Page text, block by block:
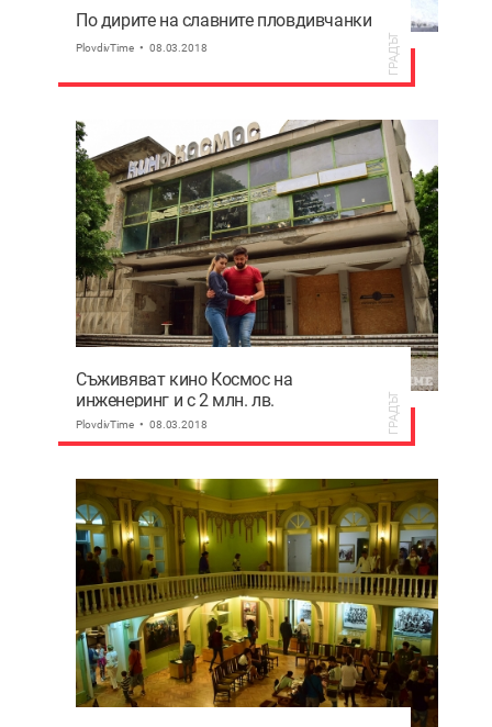
По дирите на славните пловдивчанки
PlovdivTime 08.03.2018 ГРАДЪТ
Съживяват кино Космос на
инженеринг и с 2 млн. лв.
PlovdivTime 08.03.2018 ГРАДЪТ